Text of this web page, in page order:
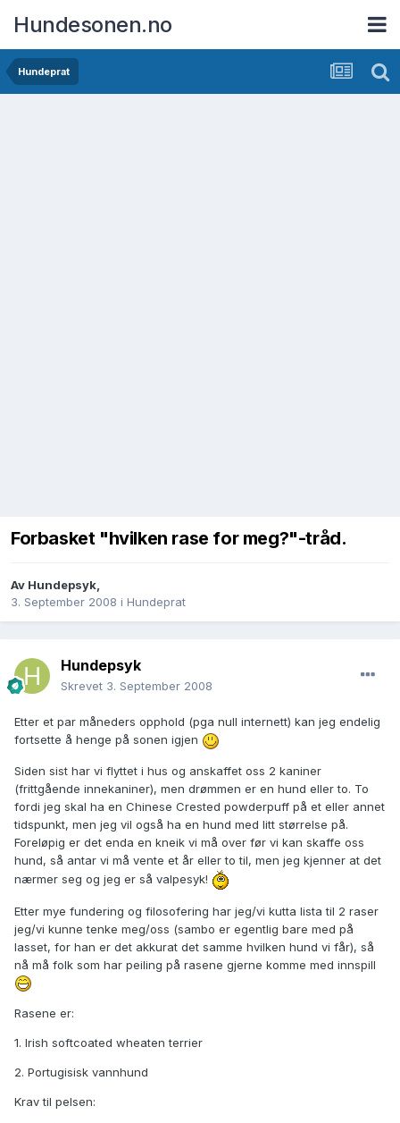
Hundesonen.no
Hundeprat
Forbasket "hvilken rase for meg?"-tråd.
Av Hundepsyk,
3. September 2008 i Hundeprat
Hundepsyk
Skrevet 3. September 2008
Etter et par måneders opphold (pga null internett) kan jeg endelig
fortsette å henge på sonen igjen
Siden sist har vi flyttet i hus og anskaffet oss 2 kaniner
(frittgående innekaniner), men drømmen er en hund eller to. To
fordi jeg skal ha en Chinese Crested powderpuff på et eller annet
tidspunkt, men jeg vil også ha en hund med litt størrelse på.
Foreløpig er det enda en kneik vi må over før vi kan skaffe oss
hund, så antar vi må vente et år eller to til, men jeg kjenner at det
nærmer seg og jeg er så valpesyk!
Etter mye fundering og filosofering har jeg/vi kutta lista til 2 raser
jeg/vi kunne tenke meg/oss (sambo er egentlig bare med på
lasset, for han er det akkurat det samme hvilken hund vi får), så
nå må folk som har peiling på rasene gjerne komme med innspill
Rasene er:
1. Irish softcoated wheaten terrier
2. Portugisisk vannhund
Krav til pelsen: